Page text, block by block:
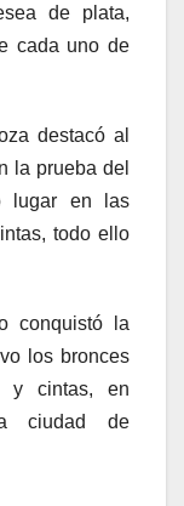
de plata,
cada uno de
destacó al
la prueba del
lugar en las
todo ello
conquistó la
los bronces
y cintas, en
ciudad de